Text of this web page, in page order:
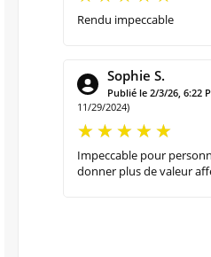
Rendu impeccable
Sophie S.
Publié le 2/3/26, 6:22
11/29/2024)
Impeccable pour
donner plus de valeur